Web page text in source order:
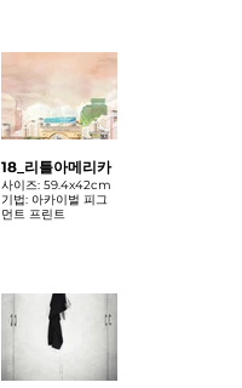
18_리틀아메리카
사이즈: 59.4x42cm
기법: 아카이벌 피그
먼트 프린트